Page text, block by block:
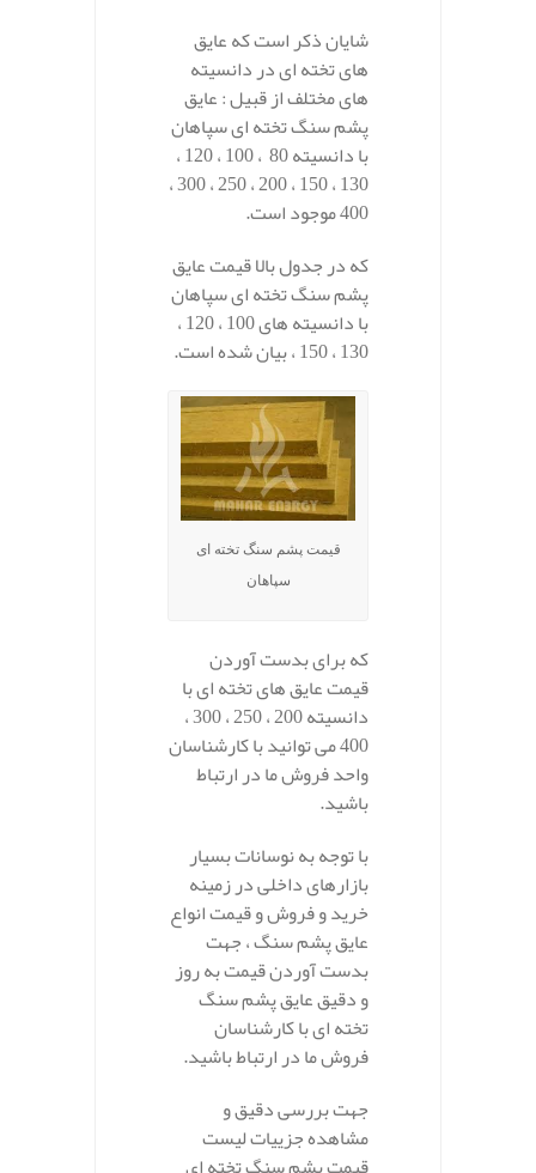
شایان ذکر است که عایق
های تخته ای در دانسیته
های مختلف از قبیل : عایق
پشم سنگ تخته ای سپاهان
با دانسیته 80 ، 100 ، 120 ،
130 ، 150 ، 200 ، 250 ، 300 ،
400 موجود است.
که در جدول بالا قیمت عایق
پشم سنگ تخته ای سپاهان
با دانسیته های 100 ، 120 ،
130 ، 150 ، بیان شده است.
قیمت پشم سنگ تخته ای
سپاهان
که برای بدست آوردن
قیمت عایق های تخته ای با
دانسیته 200 ، 250 ، 300 ،
400 می توانید با کارشناسان
واحد فروش ما در ارتباط
باشید.
با توجه به نوسانات بسیار
بازارهای داخلی در زمینه
خرید و فروش و قیمت انواع
عایق پشم سنگ ، جهت
بدست آوردن قیمت به روز
و دقیق عایق پشم سنگ
تخته ای با کارشناسان
فروش ما در ارتباط باشید.
جهت بررسی دقیق و
مشاهده جزییات لیست